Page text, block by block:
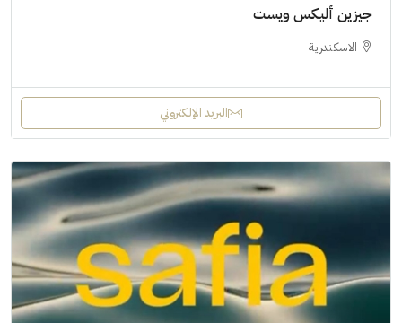
جيزين أليكس ويست
الاسكندرية
البريد الإلكتروني